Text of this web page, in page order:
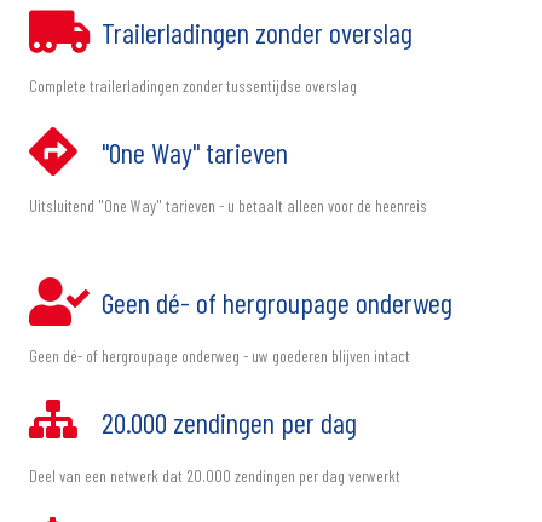
Trailerladingen zonder overslag
Complete trailerladingen zonder tussentijdse overslag
"One Way" tarieven
Uitsluitend "One Way" tarieven - u betaalt alleen voor de heenreis
Geen dé- of hergroupage onderweg
Geen dé- of hergroupage onderweg - uw goederen blijven intact
20.000 zendingen per dag
Deel van een netwerk dat 20.000 zendingen per dag verwerkt